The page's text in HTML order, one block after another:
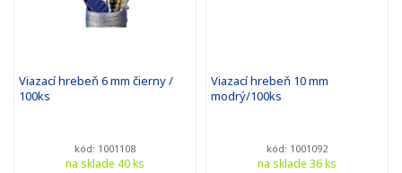
Viazací hrebeň 6 mm čierny /
100ks
kód: 1001108
na sklade 40 ks
Viazací hrebeň 10 mm
modrý/100ks
kód: 1001092
na sklade 36 ks